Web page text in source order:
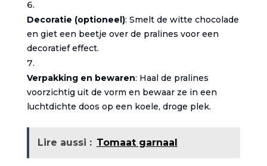
Decoratie (optioneel): Smelt de witte chocolade
en giet een beetje over de pralines voor een
decoratief effect.
Verpakking en bewaren: Haal de pralines
voorzichtig uit de vorm en bewaar ze in een
luchtdichte doos op een koele, droge plek.
Lire aussi : Tomaat garnaal